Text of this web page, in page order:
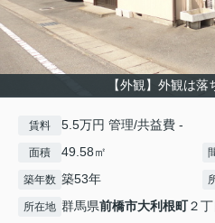
【外観】外観は
賃料 5.5万円 管理/共益費 -
面積 49.58㎡
築年数 築53年
所在地 群馬県前橋市大利根町２